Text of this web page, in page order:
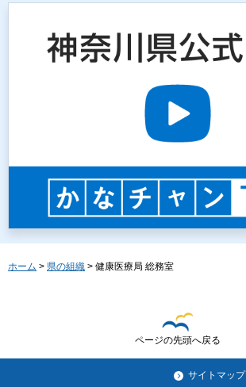
ホーム > 県の組織 > 健康医療局 総務室
ページの先頭へ戻る
サイトマップ